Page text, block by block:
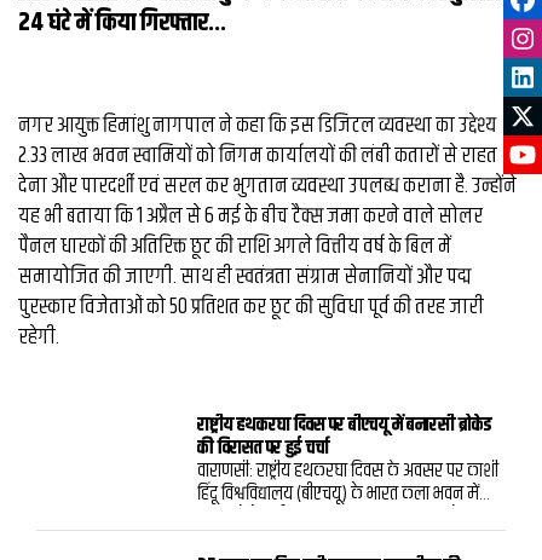
24 घंटे में किया गिरफ्तार...
नगर आयुक्त हिमांशु नागपाल ने कहा कि इस डिजिटल व्यवस्था का उद्देश्य
2.33 लाख भवन स्वामियों को निगम कार्यालयों की लंबी कतारों से राहत
देना और पारदर्शी एवं सरल कर भुगतान व्यवस्था उपलब्ध कराना है. उन्होंने
यह भी बताया कि 1 अप्रैल से 6 मई के बीच टैक्स जमा करने वाले सोलर
पैनल धारकों की अतिरिक्त छूट की राशि अगले वित्तीय वर्ष के बिल में
समायोजित की जाएगी. साथ ही स्वतंत्रता संग्राम सेनानियों और पद्म
पुरस्कार विजेताओं को 50 प्रतिशत कर छूट की सुविधा पूर्व की तरह जारी
रहेगी.
राष्ट्रीय हथकरघा दिवस पर बीएचयू में बनारसी ब्रोकेड
की विरासत पर हुई चर्चा
वाराणसी: राष्ट्रीय हथकरघा दिवस के अवसर पर काशी
हिंदू विश्वविद्यालय (बीएचयू) के भारत कला भवन में
बातचीत का आयोजन किया गया। कार्यक्रम में बनारस